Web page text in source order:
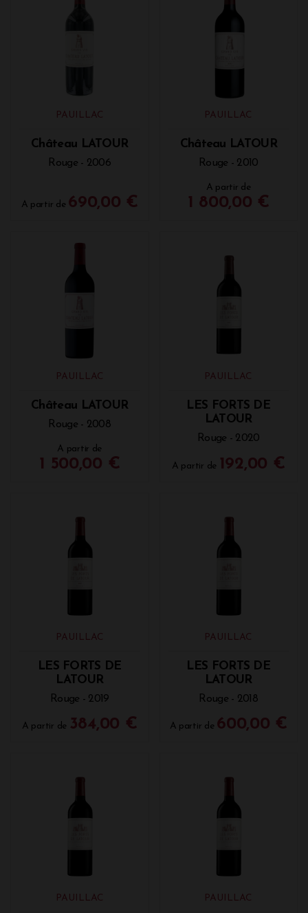
PAUILLAC
Château LATOUR
Rouge - 2006
A partir de 690,00 €
PAUILLAC
Château LATOUR
Rouge - 2010
A partir de
1 800,00 €
PAUILLAC
Château LATOUR
Rouge - 2008
A partir de
1 500,00 €
PAUILLAC
LES FORTS DE
LATOUR
Rouge - 2020
A partir de 192,00 €
PAUILLAC
LES FORTS DE
LATOUR
Rouge - 2019
A partir de 384,00 €
PAUILLAC
LES FORTS DE
LATOUR
Rouge - 2018
A partir de 600,00 €
PAUILLAC PAUILLAC